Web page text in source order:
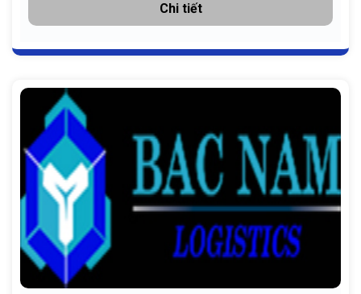
Chi tiết